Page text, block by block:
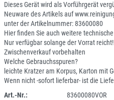
Dieses Gerät wird als Vorführgerät
Neuware des Artikels auf
unter der Artikelnummer: 83600080
Hier finden Sie auch weitere
Nur verfügbar solange der Vorrat reicht!
Zwischenverkauf vorbehalten
Welche Gebrauchsspuren?
leichte Kratzer am Korpus, Karton mit
Wenn nicht -sofort lieferbar- ist die
Art.-Nr.:
83600080VOR